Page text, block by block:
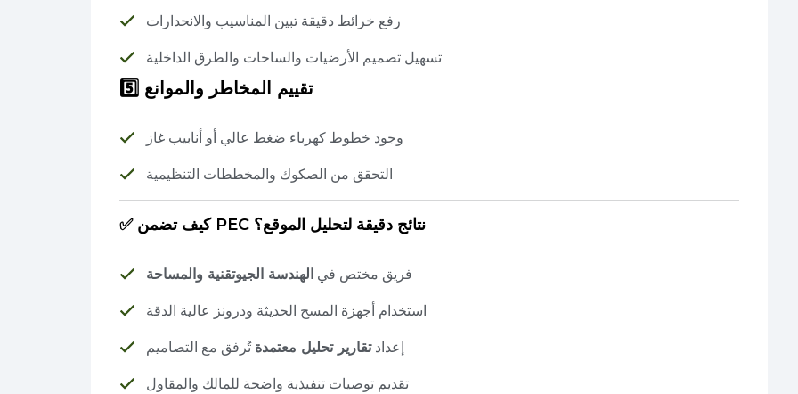
رفع خرائط دقيقة تبين المناسيب والانحدارات
تسهيل تصميم الأرضيات والساحات والطرق الداخلية
5️⃣ تقييم المخاطر والموانع
وجود خطوط كهرباء ضغط عالي أو أنابيب غاز
التحقق من الصكوك والمخططات التنظيمية
✅ كيف تضمن PEC نتائج دقيقة لتحليل الموقع؟
فريق مختص في الهندسة الجيوتقنية والمساحة
استخدام أجهزة المسح الحديثة ودرونز عالية الدقة
إعدادتقارير تحليل معتمدة تُرفق مع التصاميم
تقديم توصيات تنفيذية واضحة للمالك والمقاول